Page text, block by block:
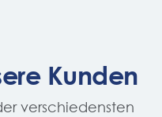
Kunden
verschiedensten